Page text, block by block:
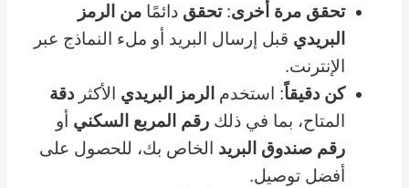
تحقق مرة أخرى:تحقق دائمًا من الرمز
البريدي قبل إرسال البريد أو ملء النماذج عبر
الإنترنت.
كن دقيقاً: استخدم الرمز البريدي الأكثردقة
المتاح، بما في ذلك رقم المربع السكني أو
رقم صندوق البريد الخاص بك، للحصول على
أفضل توصيل.